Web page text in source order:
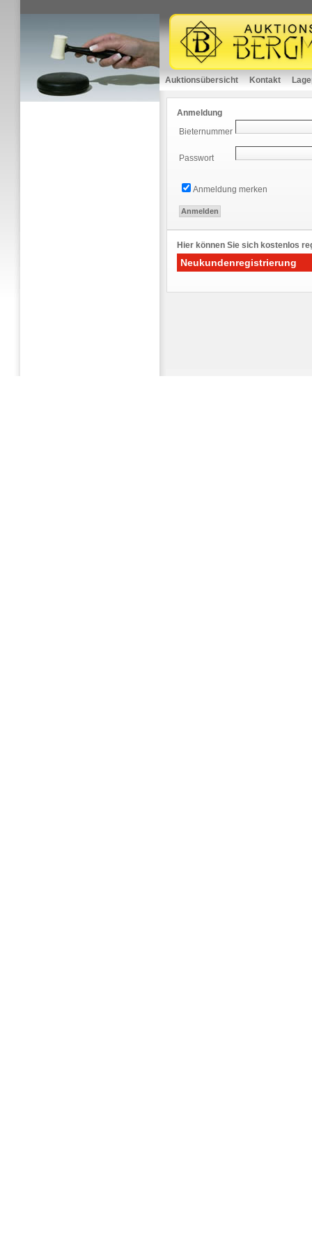
Auktionsübersicht Kontakt
Anmeldung
Bieternummer
Passwort
Anmeldung merken
Hier können Sie sich kostenlos
Neukundenregistrierung